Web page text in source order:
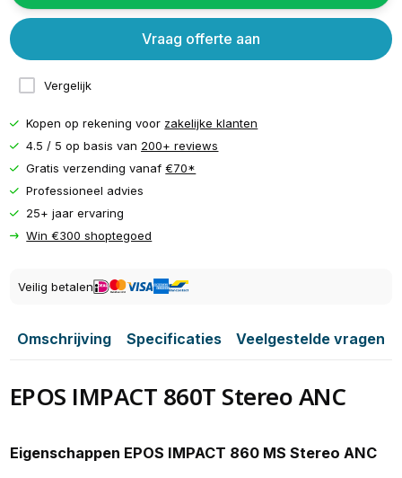
Vergelijk
Vraag offerte aan
Kopen op rekening voor zakelijke klanten
4.5 / 5 op basis van 200+ reviews
Gratis verzending vanaf€70*
Professioneel advies
25+ jaar ervaring
Win €300 shoptegoed
Veilig betalen
Omschrijving Specificaties Veelgestelde vragen
EPOS IMPACT 860T Stereo ANC
Eigenschappen EPOS IMPACT 860 MS Stereo ANC